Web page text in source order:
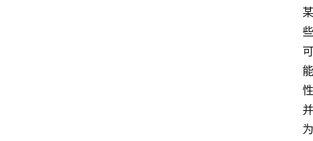
某
些
可
能
性
并
为